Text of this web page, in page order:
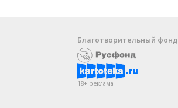
Благотворительный фонд
18+ реклама